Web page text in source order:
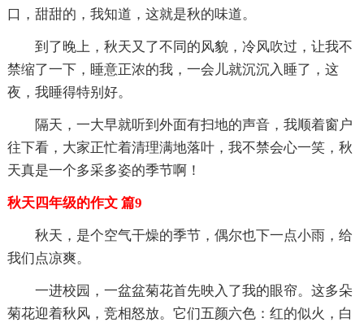
口，甜甜的，我知道，这就是秋的味道。
到了晚上，秋天又了不同的风貌，冷风吹过，让我不
禁缩了一下，睡意正浓的我，一会儿就沉沉入睡了，这
夜，我睡得特别好。
隔天，一大早就听到外面有扫地的声音，我顺着窗户
往下看，大家正忙着清理满地落叶，我不禁会心一笑，秋
天真是一个多采多姿的季节啊！
秋天四年级的作文 篇9
秋天，是个空气干燥的季节，偶尔也下一点小雨，给
我们点凉爽。
一进校园，一盆盆菊花首先映入了我的眼帘。这多朵
菊花迎着秋风，竞相怒放。它们五颜六色：红的似火，白